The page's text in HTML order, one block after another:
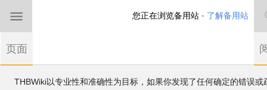
欢迎来到THBWiki！如果您是第一次来到这里，请点击右上角注册一
您正在浏览备用站 · 了解备用站
页面
首页
东方Project